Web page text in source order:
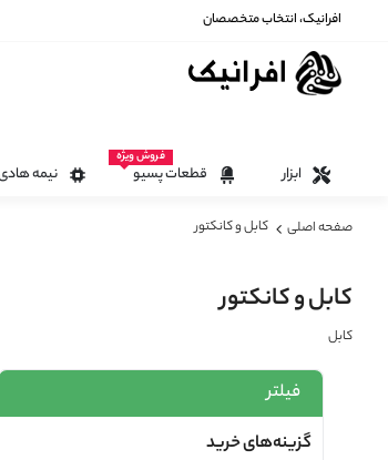
افرانیک، انتخاب متخصصان
ابزار قطعات پسیو
فروش ویژه
نیمه
صفحه اصلی کابل و کانکتور
کابل و کانکتور
کابل
فیلتر
گزینه‌های خرید